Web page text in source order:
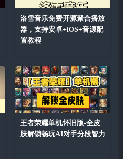
洛雪音乐免费开源聚合播放
器，支持安卓+iOS+音源配
置教程
王者荣耀单机怀旧版-全皮
肤解锁畅玩AI对手分段智力